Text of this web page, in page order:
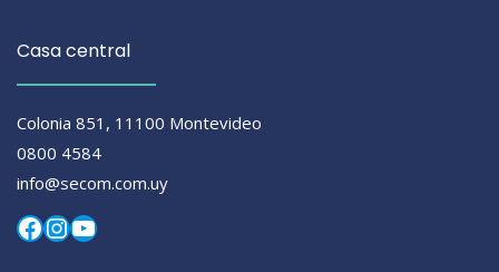
Casa central
Colonia 851, 11100 Montevideo
0800 4584
info@secom.com.uy
Facebook
Instagram
YouTube